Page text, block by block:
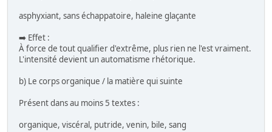
asphyxiant, sans échappatoire, haleine glaçante
➡️ Effet :
À force de tout qualifier d'extrême, plus rien ne l'est vraiment.
L'intensité devient un automatisme rhétorique.
b) Le corps organique / la matière qui suinte
Présent dans au moins 5 textes :
organique, viscéral, putride, venin, bile, sang